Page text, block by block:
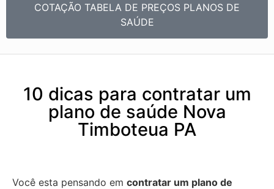
COTAÇÃO TABELA DE PREÇOS PLANOS DE
SAÚDE
10 dicas para contratar um
plano de saúde Nova
Timboteua PA
Você esta pensando em contratar um plano de